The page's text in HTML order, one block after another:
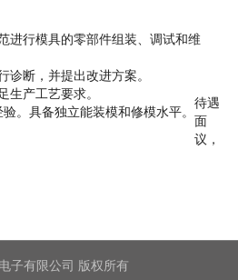
进行模具的零部件组装、调试和维
诊断，并提出改进方案。
生产工艺要求。
。 具备独立能装模和修模水平。
待遇
面
议，
子有限公司 版权所有